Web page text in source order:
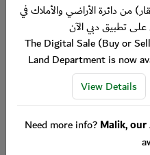
من دائرة الأراضي والأملاك في
تطبيق دبي الآن
The Digital Sale (Buy or
Land Department is now
View Details
Need more info?Malik,